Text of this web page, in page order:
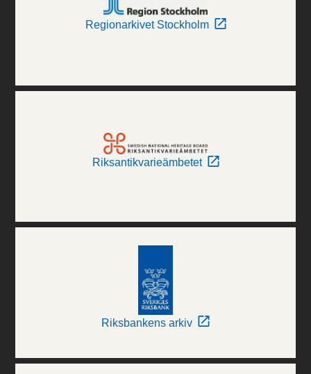
Regionarkivet Stockholm
Riksantikvarieämbetet
Riksbankens arkiv